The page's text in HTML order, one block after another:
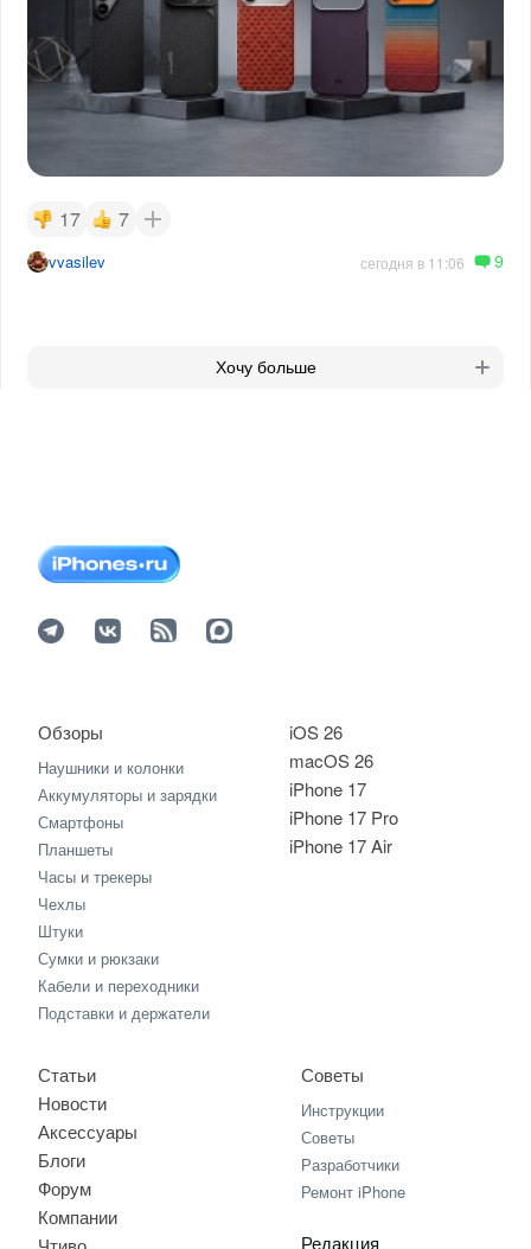
17 7
vvasilev сегодня в 11:06 9
Хочу больше
iOS 26
macOS 26
iPhone 17
iPhone 17 Pro
iPhone 17 Air
Обзоры
Наушники и колонки
Аккумуляторы и зарядки
Смартфоны
Планшеты
Часы и трекеры
Чехлы
Штуки
Сумки и рюкзаки
Кабели и переходники
Подставки и держатели
Статьи
Новости
Аксессуары
Блоги
Форум
Компании
Советы
Инструкции
Советы
Разработчики
Ремонт iPhone
Редакция